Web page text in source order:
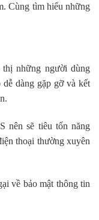
Cùng tìm hiểu những
thị những người dùng
dàng gặp gỡ và kết
nên sẽ tiêu tốn năng
thoại thường xuyên
về bảo mật thông tin